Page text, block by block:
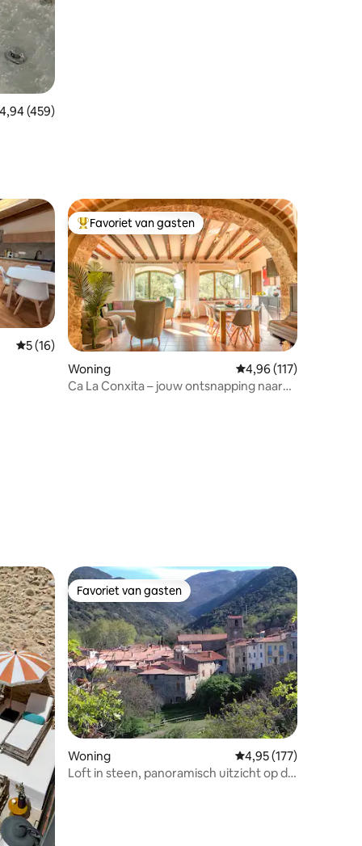
beoordeling van 4,94 uit 5, 459 recensies
4,94 (459)
queen
Gemiddelde beoordeling van 5 uit 5, 16 recensies
5 (16)
Topfavoriet van gasten
Favoriet van gasten
Woning Gemiddelde
4,96 (117)
Ca La Conxita – jouw ontsnapping naar
Favoriet van gasten
Favoriet van gasten
Woning Gemiddelde
4,95 (177)
Loft in steen, panoramisch uitzicht op de